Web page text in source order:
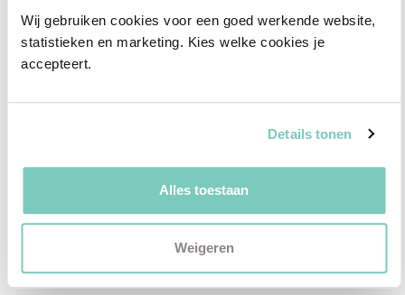
Wij gebruiken cookies voor een goed werkende website,
statistieken en marketing. Kies welke cookies je
accepteert.
Details tonen
Alles toestaan
Weigeren
Professioneel interieuradvies
Onze professionele interieurstylisten creeëren
2D interieurontwerp
✓ 3D interieurontwerp
Gratis personal shopping
✓ Advies van onze woonspecialist